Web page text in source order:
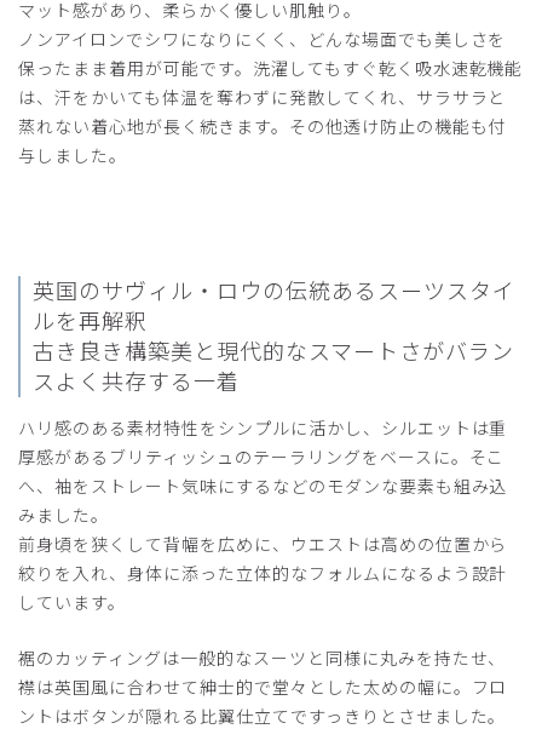
ご購入者様
購入確認済み
2025-10-25
年齢:30代 身長:176-180cm 体重:81-85kg
サイズもぴったりで、着心地も良く大満足です。
役に立った
ご購入者様
購入確認済み
2025-05-11
年齢:70代
ライトジャージジャゲット白衣
Mサイズで前ボタンが止まらなかった。
商品：C05メンズ白衣:ライトジャージージャケット/
白/M
マット感があり、柔らかく優しい肌触り。
ノンアイロンでシワになりにくく、どんな場面でも美しさを
保ったまま着用が可能です。洗濯してもすぐ乾く吸水速乾機能
は、汗をかいても体温を奪わずに発散してくれ、サラサラと
蒸れない着心地が長く続きます。その他透け防止の機能も付
与しました。
英国のサヴィル・ロウの伝統あるスーツスタイ
ルを再解釈
古き良き構築美と現代的なスマートさがバラン
スよく共存する一着
ハリ感のある素材特性をシンプルに活かし、シルエットは重
厚感があるブリティッシュのテーラリングをベースに。そこ
へ、袖をストレート気味にするなどのモダンな要素も組み込
みました。
前身頃を狭くして背幅を広めに、ウエストは高めの位置から
絞りを入れ、身体に添った立体的なフォルムになるよう設計
しています。
裾のカッティングは一般的なスーツと同様に丸みを持たせ、
襟は英国風に合わせて紳士的で堂々とした太めの幅に。フロ
ントはボタンが隠れる比翼仕立てですっきりとさせました。